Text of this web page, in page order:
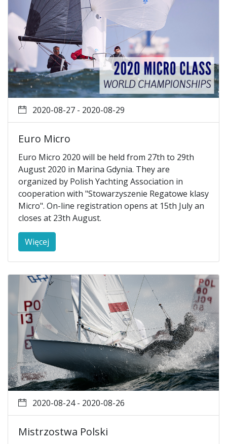
2020-08-27 - 2020-08-29
Euro Micro
Euro Micro 2020 will be held from 27th to 29th
August 2020 in Marina Gdynia. They are
organized by Polish Yachting Association in
cooperation with "Stowarzyszenie Regatowe klasy
Micro". On-line registration opens at 15th July an
closes at 23th August.
Więcej
2020-08-24 - 2020-08-26
Mistrzostwa Polski